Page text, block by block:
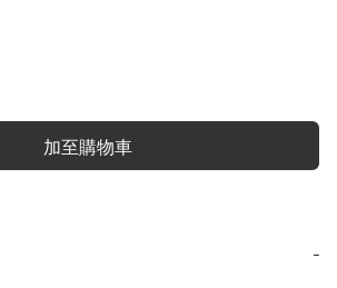
加至購物車
−